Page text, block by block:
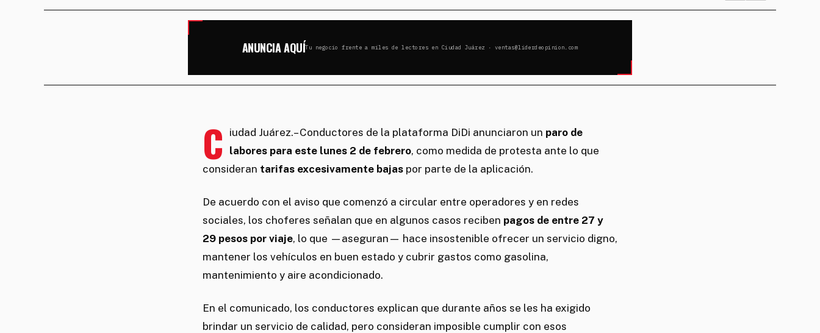
ANUNCIA AQUÍTu negocio frente a miles de lectores en Ciudad Juárez · ventas@liderdeopinion.com
C iudad Juárez.– Conductores de la plataforma DiDi anunciaron un paro de
labores para este lunes 2 de febrero, como medida de protesta ante lo que
consideran tarifas excesivamente bajas por parte de la aplicación.
De acuerdo con el aviso que comenzó a circular entre operadores y en redes
sociales, los choferes señalan que en algunos casos reciben pagos de entre 27 y
29 pesos por viaje, lo que —aseguran— hace insostenible ofrecer un servicio digno,
mantener los vehículos en buen estado y cubrir gastos como gasolina,
mantenimiento y aire acondicionado.
En el comunicado, los conductores explican que durante años se les ha exigido
brindar un servicio de calidad, pero consideran imposible cumplir con esos